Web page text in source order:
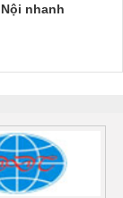
nhanh